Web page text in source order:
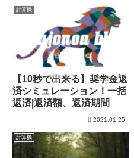
計算機
【10秒で出来る】奨学金返
済シミュレーション！一括
返済|返済額、返済期間
2021.01.25
計算機